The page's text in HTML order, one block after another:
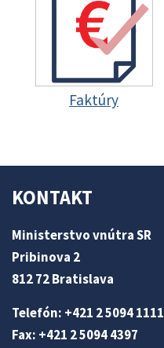
Faktúry
KONTAKT
Ministerstvo vnútra SR
Pribinova 2
812 72 Bratislava
Telefón: +421 2 5094 1111
Fax: +421 2 5094 4397